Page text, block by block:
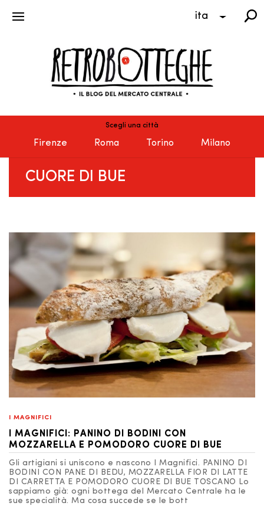
ita
Scegli una città
Firenze Roma Torino Milano
CUORE DI BUE
I MAGNIFICI
I MAGNIFICI: PANINO DI BODINI CON
MOZZARELLA E POMODORO CUORE DI BUE
Gli artigiani si uniscono e nascono I Magnifici. PANINO DI
BODINI CON PANE DI BEDU, MOZZARELLA FIOR DI LATTE
DI CARRETTA E POMODORO CUORE DI BUE TOSCANO Lo
sappiamo già: ogni bottega del Mercato Centrale ha le
sue specialità. Ma cosa succede se le bott